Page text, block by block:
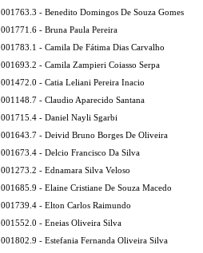
001763.3 - Benedito Domingos De Souza Gomes
001771.6 - Bruna Paula Pereira
001783.1 - Camila De Fátima Dias Carvalho
001693.2 - Camila Zampieri Coiasso Serpa
001472.0 - Catia Leliani Pereira Inacio
001148.7 - Claudio Aparecido Santana
001715.4 - Daniel Nayli Sgarbi
001643.7 - Deivid Bruno Borges De Oliveira
001673.4 - Delcio Francisco Da Silva
001273.2 - Ednamara Silva Veloso
001685.9 - Elaine Cristiane De Souza Macedo
001739.4 - Elton Carlos Raimundo
001552.0 - Eneias Oliveira Silva
001802.9 - Estefania Fernanda Oliveira Silva